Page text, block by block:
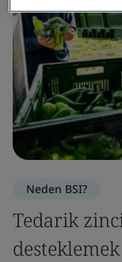
Neden BSI?
Tedarik